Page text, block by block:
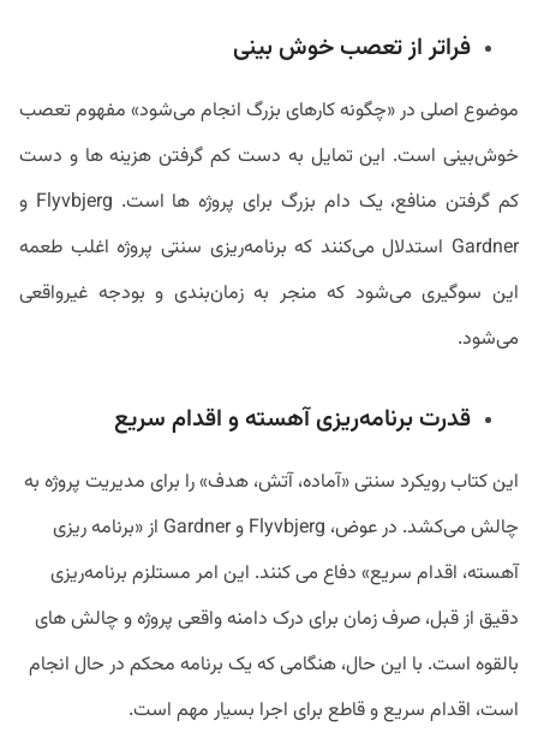
فراتر از تعصب خوش بینی
موضوع اصلی در «چگونه کارهای بزرگ انجام می‌شود» مفهوم تعصب
خوش‌بینی است. این تمایل به دست کم گرفتن هزینه ها و دست
کم گرفتن منافع، یک دام بزرگ برای پروژه ها است. Flyvbjerg و
Gardner استدلال می‌کنند که برنامه‌ریزی سنتی پروژه اغلب طعمه
این سوگیری می‌شود که منجر به زمان‌بندی و بودجه غیرواقعی
می‌شود.
قدرت برنامه‌ریزی آهسته و اقدام سریع
این کتاب رویکرد سنتی «آماده، آتش، هدف» را برای مدیریت پروژه به
چالش می‌کشد. در عوض، Flyvbjerg و Gardner از «برنامه ریزی
آهسته، اقدام سریع» دفاع می کنند. این امر مستلزم برنامه‌ریزی
دقیق از قبل، صرف زمان برای درک دامنه واقعی پروژه و چالش های
بالقوه است. با این حال، هنگامی که یک برنامه محکم در حال انجام
است، اقدام سریع و قاطع برای اجرا بسیار مهم است.